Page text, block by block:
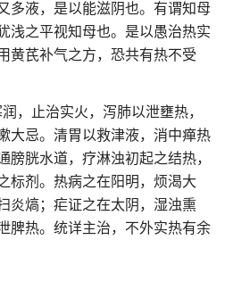
多液，是以能滋阴也。有谓知母
浅之平视知母也。是以愚治热实
黄芪补气之方，恐共有热不受
，止治实火，泻肺以泄壅热，
大忌。清胃以救津液，消中瘅热
膀胱水道，疗淋浊初起之结热，
标剂。热病之在阳明，烦渴大
炎熇；疟证之在太阴，湿浊熏
脾热。统详主治，不外实热有余